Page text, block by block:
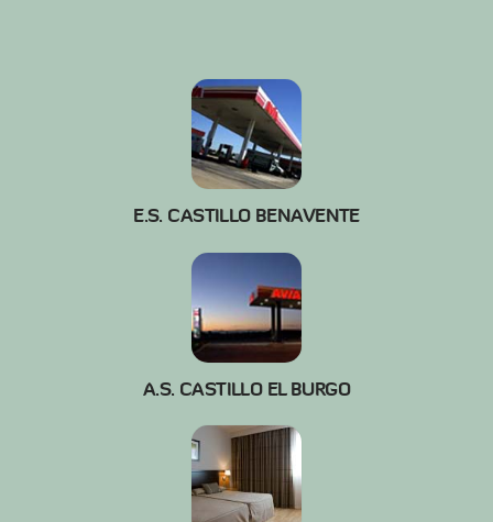
E.S. CASTILLO BENAVENTE
A.S. CASTILLO EL BURGO